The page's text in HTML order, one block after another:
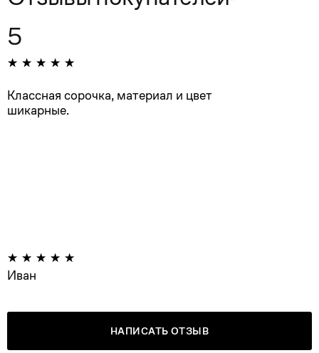
5
Классная сорочка, материал и цвет
шикарные.
Иван
НАПИСАТЬ ОТЗЫВ